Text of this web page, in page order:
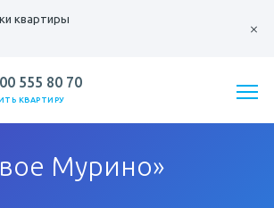
квартиры
555 80 70
КВАРТИРУ
Мурино»